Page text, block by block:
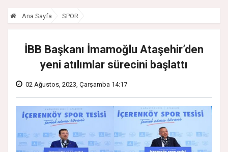
Ana Sayfa SPOR
İBB Başkanı İmamoğlu Ataşehir’den
yeni atılımlar sürecini başlattı
02 Ağustos, 2023, Çarşamba 14:17